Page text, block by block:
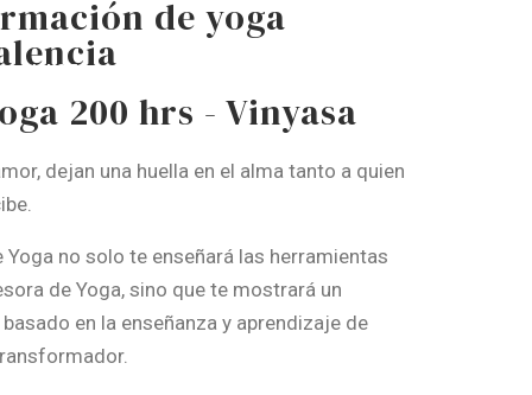
CLASES
de yoga
200 hrs - Vinyasa
dejan una huella en el alma tanto a quien
no solo te enseñará las herramientas
de Yoga, sino que te mostrará un
en la enseñanza y aprendizaje de